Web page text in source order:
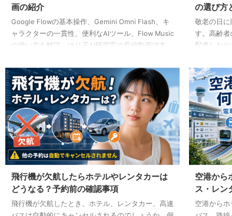
画の紹介
Google Flowの基本操作、Gemini Omni Flash、キ
ャラクターの一貫性、便利なAIツール、Flow Music
の使い方を解説。ゆり子AI研究室の長編動画18本
の選び方
敬老の日に
す。高齢
配慮しなが
飛行機が欠航したらホテルやレンタカーは
どうなる？予約前の確認事項
飛行機が欠航したとき、ホテル、レンタカー、高速
空港から
ス・レン
空港から